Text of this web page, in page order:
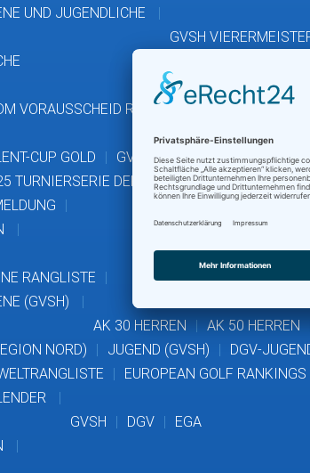
UND JUGENDLICHE
GVSH
VORAUSSCHEID REGION NORD
JUNGEN
CUP GOLD
GVSH
TURNIERSERIE DER HGU
HIYO HANSEATIC
RANGLISTE
(GVSH)
AK 30 HERREN
AK 50 HERREN
NORD)
JUGEND (GVSH) DGV-
EUROPEAN GOLF RANKINGS
GVSH
DGV
EGA